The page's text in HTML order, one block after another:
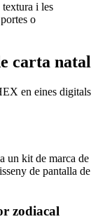
i les
o
carta natal
en eines digitals
un kit de marca de
de pantalla de
zodiacal